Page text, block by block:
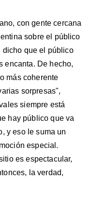
con gente cercana
sobre el público
dicho que el público
encanta. De hecho,
más coherente
sorpresas",
siempre está
hay público que va
y eso le suma un
especial.
es espectacular,
la verdad,